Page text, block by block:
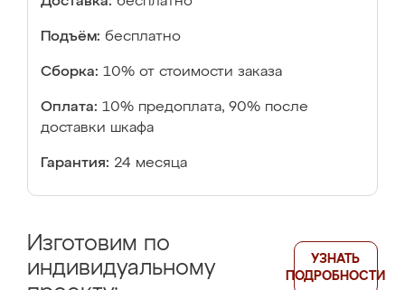
Подъём: бесплатно
Сборка: 10% от стоимости заказа
Оплата: 10% предоплата, 90% после
доставки шкафа
Гарантия: 24 месяца
Изготовим по
индивидуальному
УЗНАТЬ
ПОДРОБНОСТИ